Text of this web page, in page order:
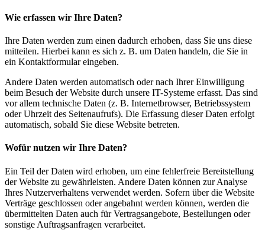
Wie erfassen wir Ihre Daten?
Ihre Daten werden zum einen dadurch erhoben, dass Sie uns diese
mitteilen. Hierbei kann es sich z. B. um Daten handeln, die Sie in
ein Kontaktformular eingeben.
Andere Daten werden automatisch oder nach Ihrer Einwilligung
beim Besuch der Website durch unsere IT-Systeme erfasst. Das sind
vor allem technische Daten (z. B. Internetbrowser, Betriebssystem
oder Uhrzeit des Seitenaufrufs). Die Erfassung dieser Daten erfolgt
automatisch, sobald Sie diese Website betreten.
Wofür nutzen wir Ihre Daten?
Ein Teil der Daten wird erhoben, um eine fehlerfreie Bereitstellung
der Website zu gewährleisten. Andere Daten können zur Analyse
Ihres Nutzerverhaltens verwendet werden. Sofern über die Website
Verträge geschlossen oder angebahnt werden können, werden die
übermittelten Daten auch für Vertragsangebote, Bestellungen oder
sonstige Auftragsanfragen verarbeitet.